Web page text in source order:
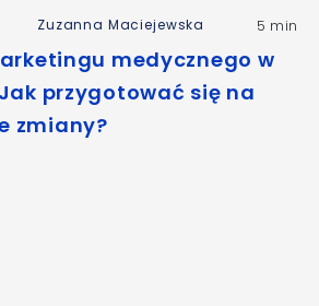
Zuzanna Maciejewska 5 min
medycznego w
przygotować się na
zmiany?